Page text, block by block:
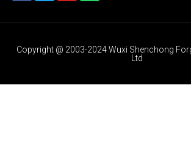
Copyright @ 2003-2024 Wuxi Shenchong
Ltd